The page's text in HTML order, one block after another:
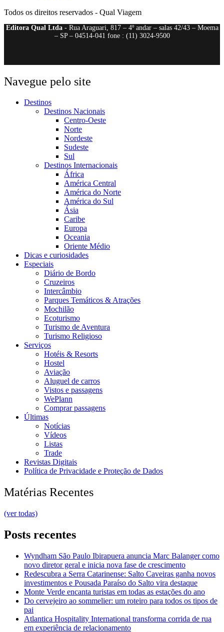
Todos os direitos reservados - Qual Viagem
Editora Qual Ltda- Rua Araguari, 817 – 4º andar – salas 42/43 – Moema
– SP – 04514-041 fone : (11) 3024-9500
Navegue pelo site
Destinos
Destinos Nacionais
Centro-Oeste
Norte
Nordeste
Sudeste
Sul
Destinos Internacionais
África
América Central
América do Norte
América do Sul
Ásia
Caribe
Europa
Oceania
Oriente Médio
Dicas e curiosidades
Especiais
Diário de Bordo
Cruzeiros
Intercâmbio
Parques Temáticos & Atrações
Mochilão
Ecoturismo
Turismo de Aventura
Turismo Religioso
Serviços
Hotéis & Resorts
Hostel
Aviação
Aluguel de carros
Vistos e passagens
WePlann
Comprar passagens
Últimas
Notícias
Vídeos
Listas
Trade
Revistas Digitais
Política de Privacidade e Proteção de Dados
Matérias Recentes
(ver todas)
Posts recentes
Wyndham São Paulo Ibirapuera anuncia Marc Balanger como
novo diretor geral e inicia nova fase de crescimento
Redescubra a Serra Catarinense: Salto Caveiras ganha novos
investimentos e Pousada Paraíso do Salto vira destaque
Monte Verde encanta turistas em todas as estações do ano
Do cervejeiro ao sommelier: um roteiro para todos os tipos de
pai
Atlantica Hospitality International transforma corrida de rua
em experiência de relacionamento